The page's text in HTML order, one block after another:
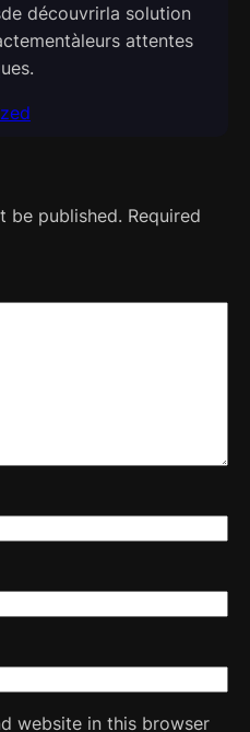
découvrirla solution
attentes
be published. Required
website in this browser